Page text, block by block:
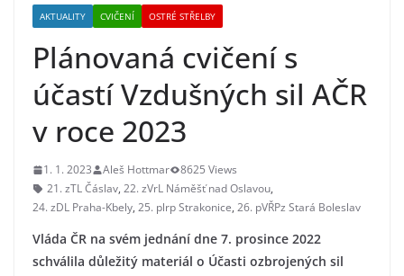
AKTUALITY CVIČENÍ OSTRÉ STŘELBY
Plánovaná cvičení s
účastí Vzdušných sil AČR
v roce 2023
1. 1. 2023 Aleš Hottmar
8625 Views
21. zTL Čáslav, 22. zVrL Náměšť nad Oslavou,
24. zDL Praha-Kbely, 25. plrp Strakonice, 26. pVŘPz Stará Boleslav
Vláda ČR na svém jednání dne 7. prosince 2022
schválila důležitý materiál o Účasti ozbrojených sil